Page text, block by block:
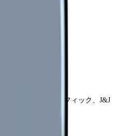
チアップ)
ン・サイエンティフィック、J&J
プロ